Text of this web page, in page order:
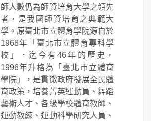
師人數仍為師資培育大學之領先
者，是我國師資培育之典範大
學。原臺北市立體育學院源自於
1968年「臺北市立體育專科學
校」．迄今有46年的歷史，
1996年升格為「臺北市立體育
學院」，是貫徹政府發展全民體
育政策，培養菁英運動員、舞蹈
藝術人才、各級學校體育教師、
運動教練、運動科學研究人員、